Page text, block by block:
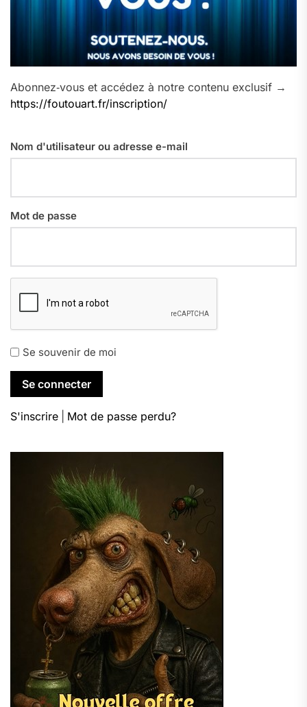
Abonnez‑vous et accédez à notre contenu exclusif →
https://foutouart.fr/inscription/
Nom d'utilisateur ou adresse e-mail
Mot de passe
Se souvenir de moi
S'inscrire Mot de passe perdu?